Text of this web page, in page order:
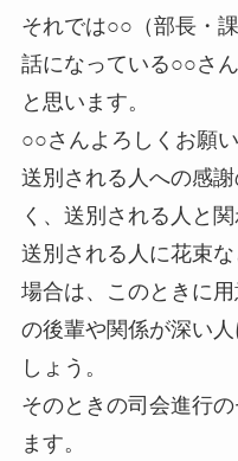
それでは○○（部長・
話になっている○○さ
と思います。
○○さんよろしくお願い
送別される人への感
く、送別される人と
送別される人に花束
場合は、このときに
の後輩や関係が深い
しょう。
そのときの司会進行
ます。